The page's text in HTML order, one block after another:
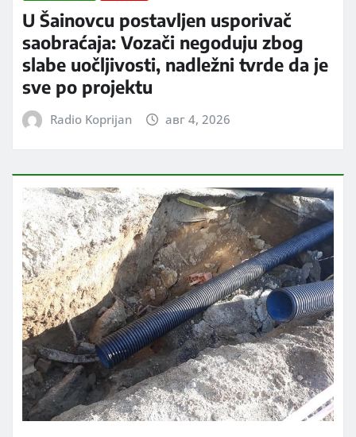
U Šainovcu postavljen usporivač
saobraćaja: Vozači negoduju zbog
slabe uočljivosti, nadležni tvrde da je
sve po projektu
Radio Koprijan авг 4, 2026